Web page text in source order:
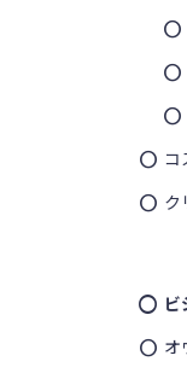
コ
ク
オ